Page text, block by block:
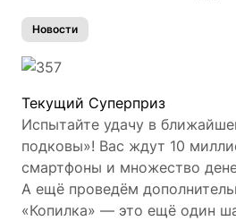
Новости
Текущий Cуперприз
Испытайте удачу в
подковы»! Вас ждут 10
смартфоны и множество
А ещё проведём
«Копилка» — это ещё один